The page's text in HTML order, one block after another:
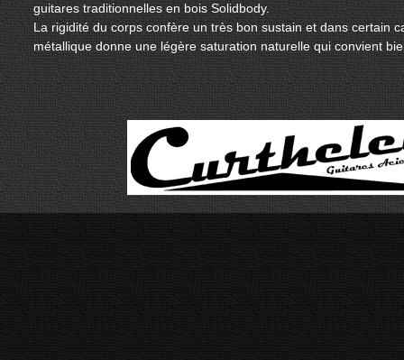
guitares traditionnelles en bois Solidbody.
La rigidité du corps confère un très bon sustain et dans certain
métallique donne une légère saturation naturelle qui convient